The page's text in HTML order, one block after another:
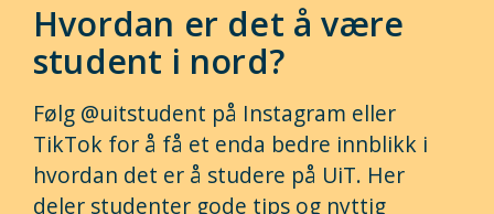
Hvordan er det å være
student i nord?
Følg @uitstudent på Instagram eller
TikTok for å få et enda bedre innblikk i
hvordan det er å studere på UiT. Her
deler studenter gode tips og nyttig